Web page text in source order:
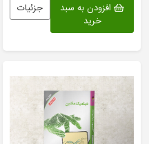
افزودن به سبد
خرید
جزئیات